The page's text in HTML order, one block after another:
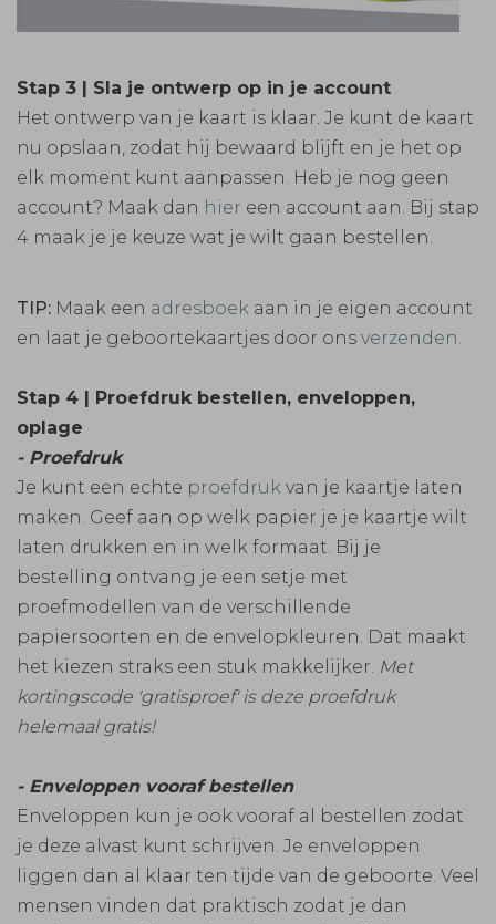
Stap 3 | Sla je ontwerp op in je account
Het ontwerp van je kaart is klaar. Je kunt de kaart
nu opslaan, zodat hij bewaard blijft en je het op
elk moment kunt aanpassen. Heb je nog geen
account? Maak dan hier een account aan. Bij stap
4 maak je je keuze wat je wilt gaan bestellen.
TIP: Maak een adresboek aan in je eigen account
en laat je geboortekaartjes door ons verzenden.
Stap 4 | Proefdruk bestellen, enveloppen,
oplage
- Proefdruk
Je kunt een echte proefdruk van je kaartje laten
maken. Geef aan op welk papier je je kaartje wilt
laten drukken en in welk formaat. Bij je
bestelling ontvang je een setje met
proefmodellen van de verschillende
papiersoorten en de envelopkleuren. Dat maakt
het kiezen straks een stuk makkelijker. Met
kortingscode 'gratisproef' is deze proefdruk
helemaal gratis!
- Enveloppen vooraf bestellen
Enveloppen kun je ook vooraf al bestellen zodat
je deze alvast kunt schrijven. Je enveloppen
liggen dan al klaar ten tijde van de geboorte. Veel
mensen vinden dat praktisch zodat je dan